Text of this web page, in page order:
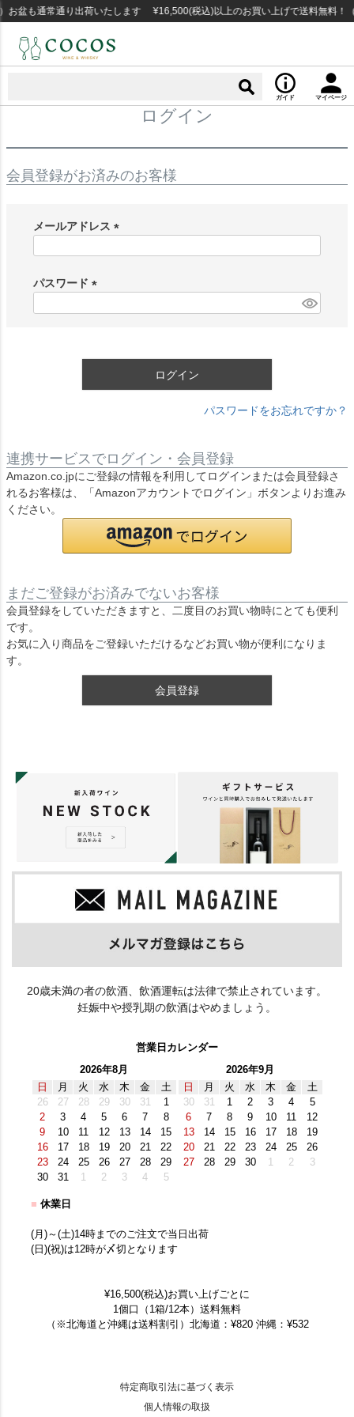
盆も通常通り出荷いたします ¥16,500(税込)以上のお買い上げで送料無料！
ガイド マイページ
ログイン
会員登録がお済みのお客様
メールアドレス
)
パスワード
ログイン
パスワードをお忘れですか？
連携サービスでログイン・会員登録
Amazon.co.jpにご登録の情報を利用してログインまたは会員登録さ
れるお客様は、「Amazonアカウントでログイン」ボタンよりお進み
ください。
まだご登録がお済みでないお客様
会員登録をしていただきますと、二度目のお買い物時にとても便利
です。
お気に入り商品をご登録いただけるなどお買い物が便利になりま
す。
会員登録
20歳未満の者の飲酒、飲酒運転は法律で禁止されています。
妊娠中や授乳期の飲酒はやめましょう。
営業日カレンダー
2026年8月
日
月 火 水 木 金
土
26
27 28 29 30 31
1
2
3 4 5 6 7
8
9
10 11 12 13 14
15
16
17 18 19 20 21
22
23
24 25 26 27 28
29
30
31 1 2 3 4 5
2026年9月
日
月 火 水 木 金
土
30
31 1 2 3 4
5
6
7 8 9 10 11
12
13
14 15 16 17 18
19
20
21 22 23 24 25
26
27
28 29 30 1 2 3
■ 休業日
(月)～(土)14時までのご注文で当日出荷
(日)(祝)は12時が〆切となります
¥16,500(税込)お買い上げごとに
1個口（1箱/12本）送料無料
（※北海道と沖縄は送料割引）北海道：¥820 沖縄：¥532
特定商取引法に基づく表示
個人情報の取扱